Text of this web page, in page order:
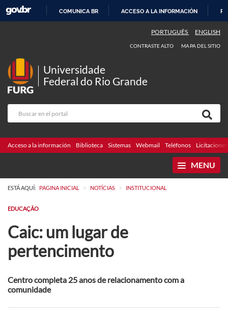
CONTENIDO
COMUNICA BR ACCESO A LA INFORMACIÓN
PORTUGUÊS ENGLISH
CONTRASTE ALTO MAPA DEL SITIO
Universidade
Federal do Rio Grande
Acceso a la información Biblioteca Sistemas Webmail Teléfonos Licitaciones
MENU
ESTÁ AQUÍ: PAGINA INICIAL > NOTÍCIAS > INSTITUCIONAL
EDUCAÇÃO
Caic: um lugar de
pertencimento
Centro completa 25 anos de relacionamento com a
comunidade